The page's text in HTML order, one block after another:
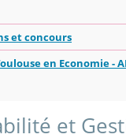
et concours
en Economie -
et